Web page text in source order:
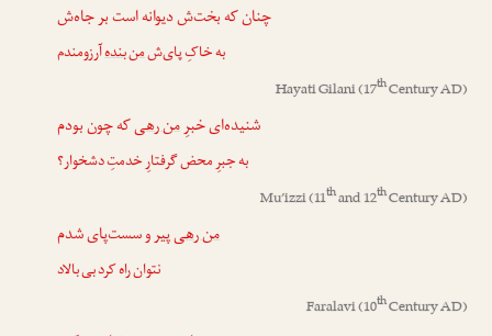
چنان که بخت‌ش دیوانه است بر جاه‌ش
به خاکِ پای‌شمن بندهآرزومندم
Hayati Gilani(17thCentury AD)
شنیده‌ای خبرِمن رهیکه چون بودم
به جبرِ محض گرفتارِ خدمتِ دشخوار؟
Mu’izzi(11thand 12thCentury AD)
من رهیپیر و سست‌پای شدم
نتوان راه کرد بی بالاد
Faralavi(10thCentury AD)